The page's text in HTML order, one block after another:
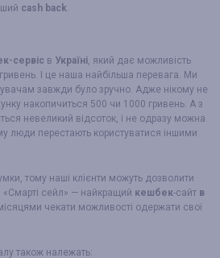
cash back.
сервіс в Україні, який дає можливість
І це наша найбільша перевага. Ми
завжди було зручно. Адже нікому не
накопичиться 500 чи 1000 гривень. А з
невеликий відсоток, і не одразу можна
люди перестають користуватися іншими
тому наші клієнти можуть дозволити
«Смарті сейл» — найкращий кешбек-сайт в
чекати можливості одержати свої
також належать: